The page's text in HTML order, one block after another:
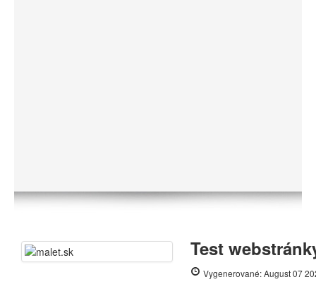
Test
Vygenerované: August 07